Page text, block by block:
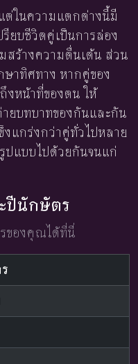
ต่ในความแตกต่างนี้มี
ยบชีวิตคู่เป็นการล่อง
สร้างความตื่นเต้น ส่วน
าทิศทาง หากคู่ของ
งหน้าที่ของตน ให้
ยบทบาทของกันและกัน
แกร่งกว่าคู่ทั่วไปหลาย
ปแบบไปด้วยกันจนแก่
ปีนักษัตร
ของคุณได้ที่นี่